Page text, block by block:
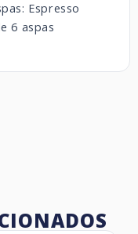
Espresso
6 aspas